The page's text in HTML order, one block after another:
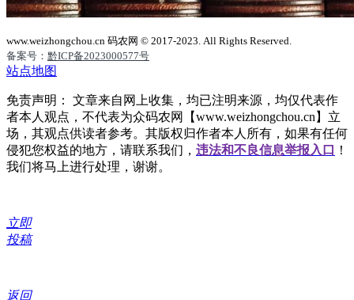
www.weizhongchou.cn 码农网 © 2017-2023. All Rights Reserved.
备案号： 黔ICP备2023000577号
站点地图
免责声明： 文章来自网上收集，均已注明来源，均仅代表作
者本人观点，不代表为众码农网【www.weizhongchou.cn】立
场，其观点供读者参考。其版权归作者本人所有，如果有任何
侵犯您权益的地方，请联系我们， 违法和不良信息举报入口
！
我们将马上进行处理，谢谢。
立即
投稿
返回